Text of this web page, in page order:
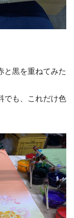
と黒を重ねてみた
でも、これだけ色